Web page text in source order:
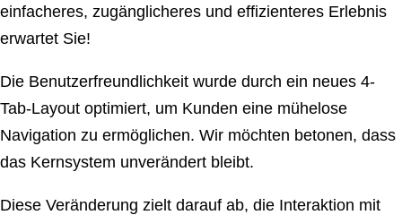
einfacheres, zugänglicheres und effizienteres Erlebnis
erwartet Sie!
Die Benutzerfreundlichkeit wurde durch ein neues 4-
Tab-Layout optimiert, um Kunden eine mühelose
Navigation zu ermöglichen. Wir möchten betonen, dass
das Kernsystem unverändert bleibt.
Diese Veränderung zielt darauf ab, die Interaktion mit